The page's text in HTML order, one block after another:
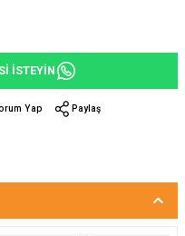
İSTEYİN
Yap Paylaş